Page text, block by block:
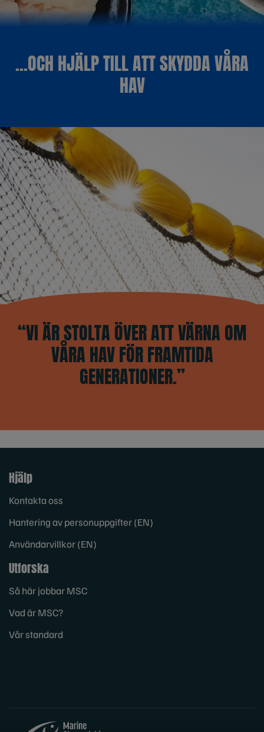
...OCH HJÄLP TILL ATT SKYDDA VÅRA
HAV
“VI ÄR STOLTA ÖVER ATT VÄRNA OM
VÅRA HAV FÖR FRAMTIDA
GENERATIONER.”
Hjälp
Kontakta oss
Hantering av personuppgifter (EN)
Användarvillkor (EN)
Utforska
Så här jobbar MSC
Vad är MSC?
Vår standard